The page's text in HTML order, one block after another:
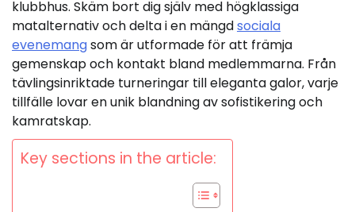
klubbhus. Skäm bort dig själv med högklassiga
matalternativ och delta i en mängdsociala
evenemangsom är utformade för att främja
gemenskap och kontakt bland medlemmarna. Från
tävlingsinriktade turneringar till eleganta galor, varje
tillfälle lovar en unik blandning av sofistikering och
kamratskap.
Key sections in the article: